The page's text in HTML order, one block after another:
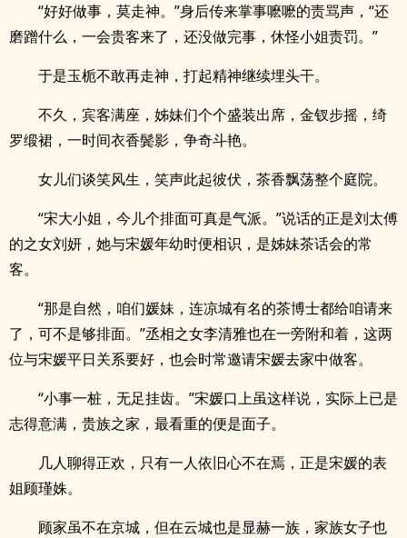
“好好做事，莫走神。”身后传来掌事嚒嚒的责骂声，“还
磨蹭什么，一会贵客来了，还没做完事，休怪小姐责罚。”
于是玉栀不敢再走神，打起精神继续埋头干。
不久，宾客满座，姊妹们个个盛装出席，金钗步摇，绮
罗缎裙，一时间衣香鬓影，争奇斗艳。
女儿们谈笑风生，笑声此起彼伏，茶香飘荡整个庭院。
“宋大小姐，今儿个排面可真是气派。”说话的正是刘太傅
的之女刘妍，她与宋媛年幼时便相识，是姊妹茶话会的常
客。
“那是自然，咱们媛妹，连凉城有名的茶博士都给咱请来
了，可不是够排面。”丞相之女李清雅也在一旁附和着，这两
位与宋媛平日关系要好，也会时常邀请宋媛去家中做客。
“小事一桩，无足挂齿。”宋媛口上虽这样说，实际上已是
志得意满，贵族之家，最看重的便是面子。
几人聊得正欢，只有一人依旧心不在焉，正是宋媛的表
姐顾瑾姝。
顾家虽不在京城，但在云城也是显赫一族，家族女子也